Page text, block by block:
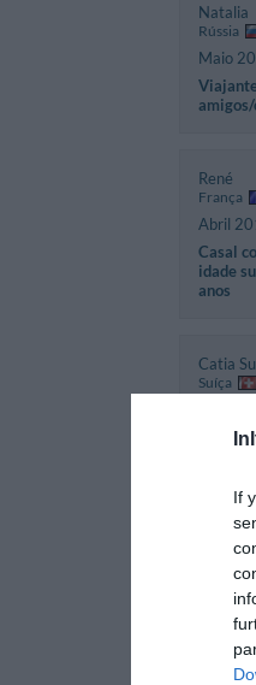
If
Natalia
Rússia
Maio
René
França
Abril
Casal
idade
anos
Catia
Suíça
Patrick
Suíça
Casal
idade